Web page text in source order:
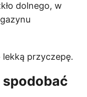
dolnego, w
lekką przyczepę.
spodobać